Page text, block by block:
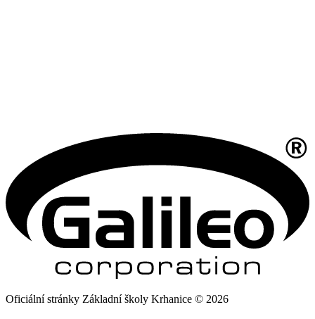
Oficiální stránky Základní školy Krhanice © 2026